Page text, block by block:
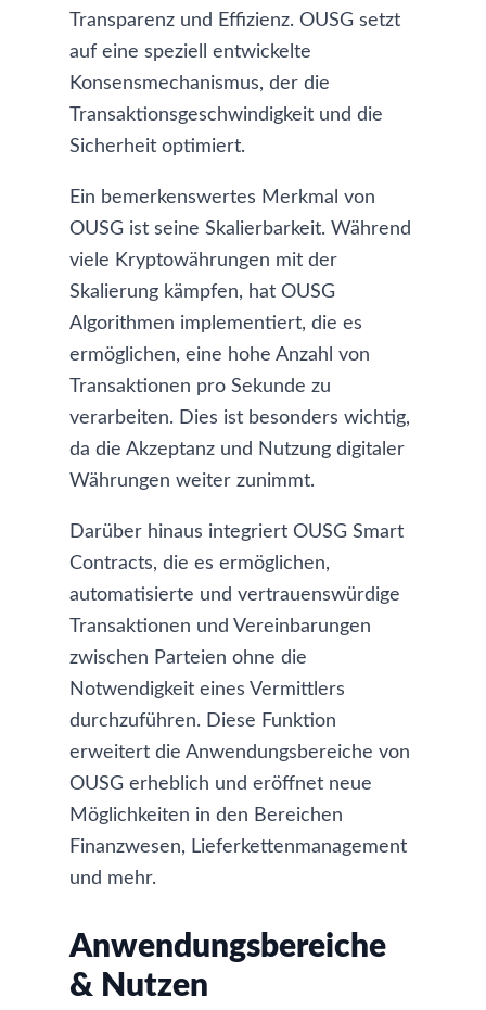
Transparenz und Effizienz. OUSG setzt
auf eine speziell entwickelte
Konsensmechanismus, der die
Transaktionsgeschwindigkeit und die
Sicherheit optimiert.
Ein bemerkenswertes Merkmal von
OUSG ist seine Skalierbarkeit. Während
viele Kryptowährungen mit der
Skalierung kämpfen, hat OUSG
Algorithmen implementiert, die es
ermöglichen, eine hohe Anzahl von
Transaktionen pro Sekunde zu
verarbeiten. Dies ist besonders wichtig,
da die Akzeptanz und Nutzung digitaler
Währungen weiter zunimmt.
Darüber hinaus integriert OUSG Smart
Contracts, die es ermöglichen,
automatisierte und vertrauenswürdige
Transaktionen und Vereinbarungen
zwischen Parteien ohne die
Notwendigkeit eines Vermittlers
durchzuführen. Diese Funktion
erweitert die Anwendungsbereiche von
OUSG erheblich und eröffnet neue
Möglichkeiten in den Bereichen
Finanzwesen, Lieferkettenmanagement
und mehr.
Anwendungsbereiche
& Nutzen